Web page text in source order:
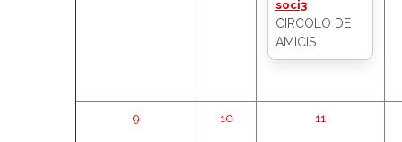
soci3
CIRCOLO DE
AMICIS
9 10 11